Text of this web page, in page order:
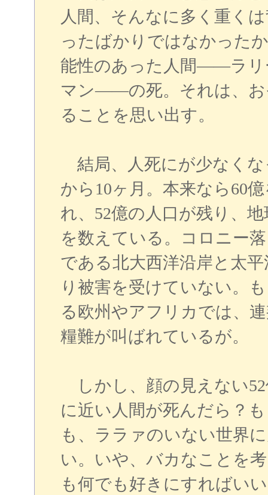
人間、そんなに多く重く
ったばかりではなかった
能性のあった人間――ラリ
マン――の死。それは、お
ることを思い出す。
結局、人死にが少なく
から10ヶ月。本来なら60
れ、52億の人口が残り、
を数えている。コロニー
である北大西洋沿岸と太
り被害を受けていない。
る欧州やアフリカでは、
糧難が叫ばれているが。
しかし、顔の見えない
に近い人間が死んだら？
も、ララァのいない世界
い。いや、バカなことを
も何でも好きにすればい